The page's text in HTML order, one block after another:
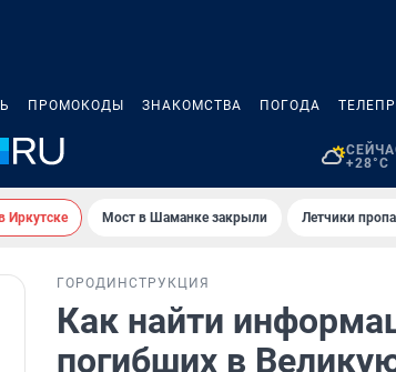
ПРОМОКОДЫ ЗНАКОМСТВА ПОГОДА
+28°C
Иркутске Мост в Шаманке закрыли Летчики
ГОРОД ИНСТРУКЦИЯ
Как найти
погибших в